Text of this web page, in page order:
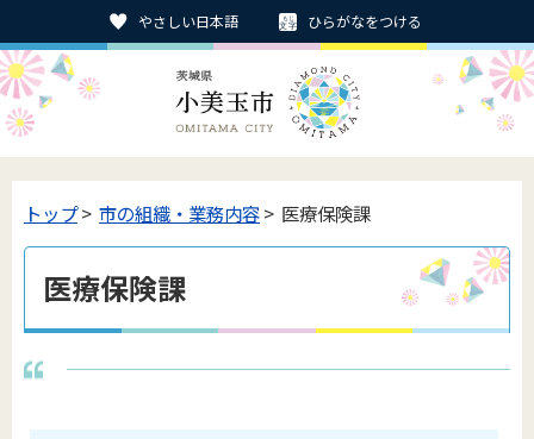
やさしい日本語 ひらがなをつける
トップ> 市の組織・業務内容> 医療保険課
医療保険課